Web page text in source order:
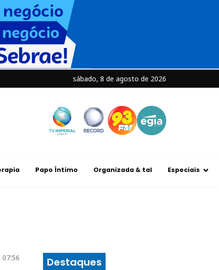
sábado, 8 de agosto de 2026
Papo Íntimo Organizada & tal Especiais
Destaques